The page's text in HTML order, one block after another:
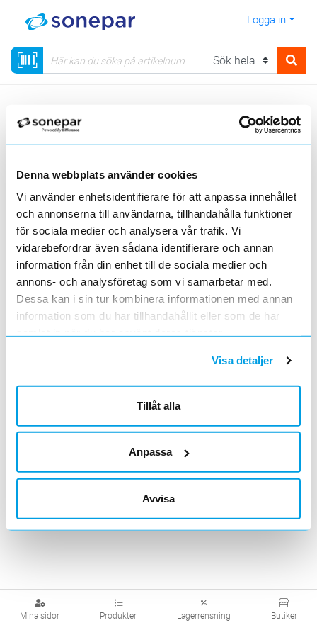
Denna webbplats använder cookies
Vi använder enhetsidentifierare för att anpassa innehållet
och annonserna till användarna, tillhandahålla funktioner
för sociala medier och analysera vår trafik. Vi
vidarebefordrar även sådana identifierare och annan
information från din enhet till de sociala medier och
annons- och analysföretag som vi samarbetar med.
Dessa kan i sin tur kombinera informationen med annan
information som du har tillhandahållit eller som de har
samlat in när du har använt deras tjänster.
Visa detaljer
Tillåt alla
Anpassa
Avvisa
Logga in
Mina sidor Produkter Lagerrensning Butiker
Visa produkter från alla underliggande kategorier
Backar Presstänger Sortimentslåda
Visa produkter från alla underliggande kategorier